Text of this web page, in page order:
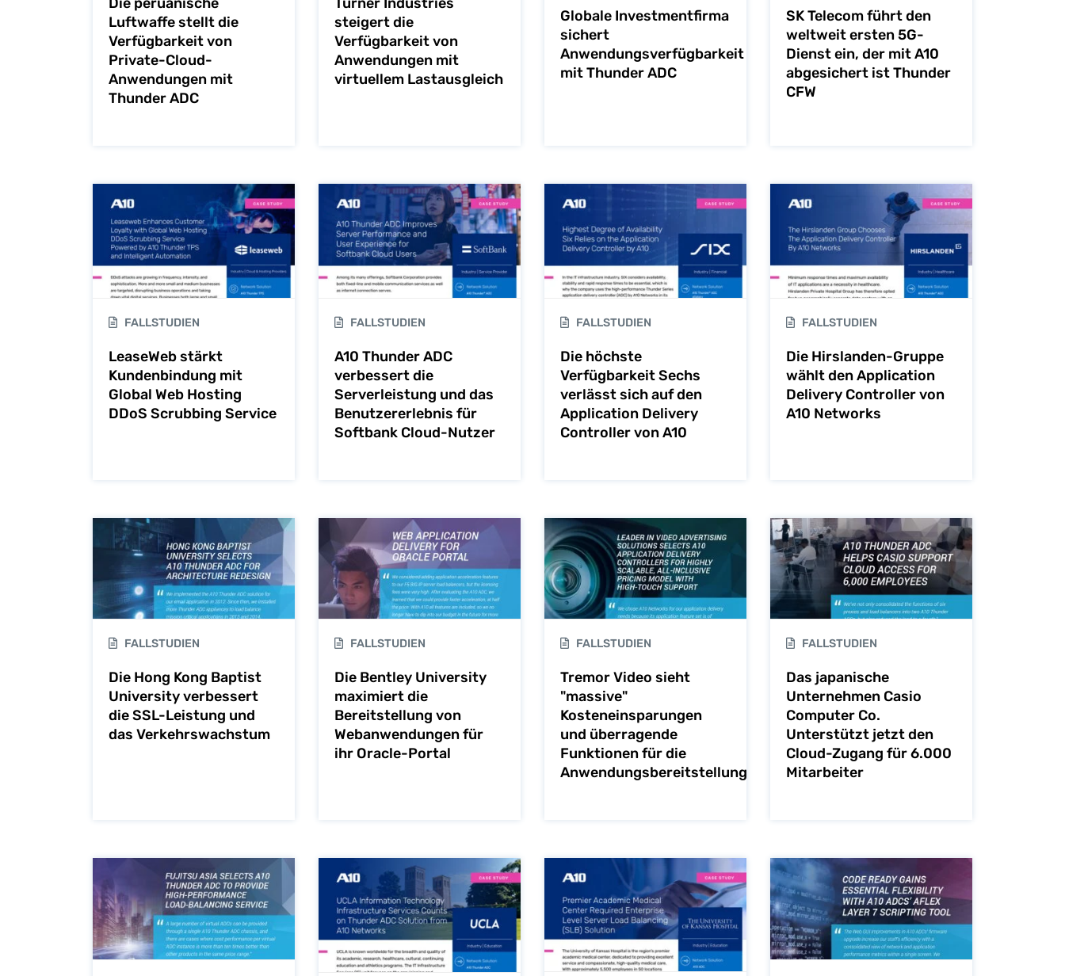
Luftwaffe stellt die
Verfügbarkeit von
Private-Cloud-
Anwendungen mit
Thunder ADC
steigert die
Verfügbarkeit von
Anwendungen mit
virtuellem Lastausgleich
Globale Investmentfirma
sichert
Anwendungsverfügbarkeit
mit Thunder ADC
SK Telecom führt den
weltweit ersten 5G-
Dienst ein, der mit A10
abgesichert ist Thunder
CFW
FALLSTUDIEN
LeaseWeb stärkt
Kundenbindung mit
Global Web Hosting
DDoS Scrubbing Service
FALLSTUDIEN
A10 Thunder ADC
verbessert die
Serverleistung und das
Benutzererlebnis für
Softbank Cloud-Nutzer
FALLSTUDIEN
Die höchste
Verfügbarkeit Sechs
verlässt sich auf den
Application Delivery
Controller von A10
FALLSTUDIEN
Die Hirslanden-Gruppe
wählt den Application
Delivery Controller von
A10 Networks
FALLSTUDIEN
Die Hong Kong Baptist
University verbessert
die SSL-Leistung und
das Verkehrswachstum
FALLSTUDIEN
Die Bentley University
maximiert die
Bereitstellung von
Webanwendungen für
ihr Oracle-Portal
FALLSTUDIEN
Tremor Video sieht
"massive"
Kosteneinsparungen
und überragende
Funktionen für die
Anwendungsbereitstellung
FALLSTUDIEN
Das japanische
Unternehmen Casio
Computer Co.
Unterstützt jetzt den
Cloud-Zugang für 6.000
Mitarbeiter